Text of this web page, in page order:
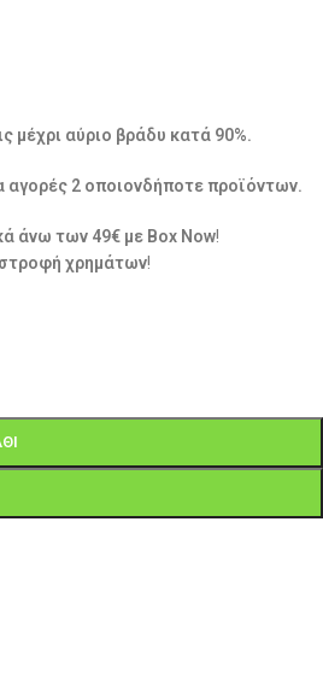
μέχρι αύριο βράδυ κατά 90%.
αγορές 2 οποιονδήποτε προϊόντων.
άνω των 49€ με Box Now!
χρημάτων!